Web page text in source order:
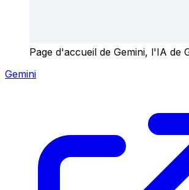
Page d'accueil de Gemini, l'IA de
Gemini